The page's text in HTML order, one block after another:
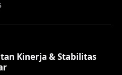
Kinerja & Stabilitas